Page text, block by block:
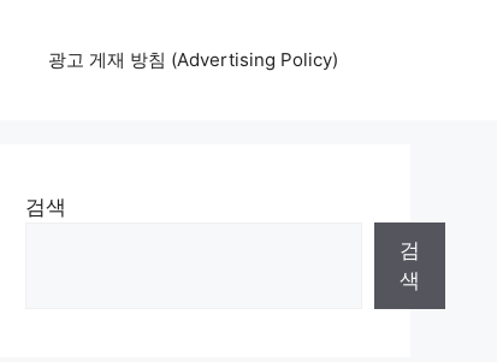
광고 게재 방침 (Advertising Policy)
검색
검
색